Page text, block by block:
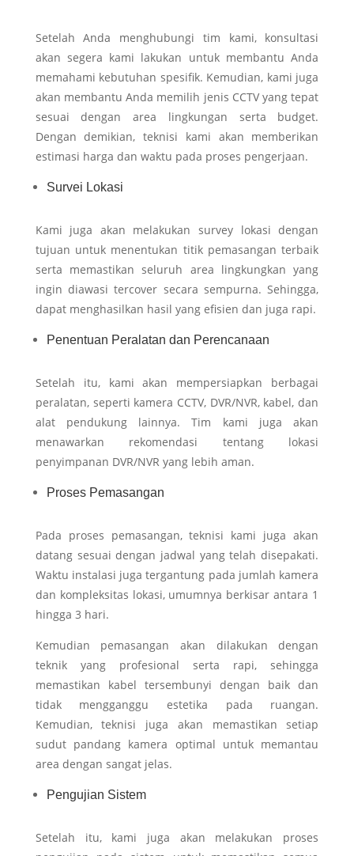
Setelah Anda menghubungi tim kami, konsultasi
akan segera kami lakukan untuk membantu Anda
memahami kebutuhan spesifik. Kemudian, kami juga
akan membantu Anda memilih jenis CCTV yang tepat
sesuai dengan area lingkungan serta budget.
Dengan demikian, teknisi kami akan memberikan
estimasi harga dan waktu pada proses pengerjaan.
Survei Lokasi
Kami juga akan melakukan survey lokasi dengan
tujuan untuk menentukan titik pemasangan terbaik
serta memastikan seluruh area lingkungkan yang
ingin diawasi tercover secara sempurna. Sehingga,
dapat menghasilkan hasil yang efisien dan juga rapi.
Penentuan Peralatan dan Perencanaan
Setelah itu, kami akan mempersiapkan berbagai
peralatan, seperti kamera CCTV, DVR/NVR, kabel, dan
alat pendukung lainnya. Tim kami juga akan
menawarkan rekomendasi tentang lokasi
penyimpanan DVR/NVR yang lebih aman.
Proses Pemasangan
Pada proses pemasangan, teknisi kami juga akan
datang sesuai dengan jadwal yang telah disepakati.
Waktu instalasi juga tergantung pada jumlah kamera
dan kompleksitas lokasi, umumnya berkisar antara 1
hingga 3 hari.
Kemudian pemasangan akan dilakukan dengan
teknik yang profesional serta rapi, sehingga
memastikan kabel tersembunyi dengan baik dan
tidak mengganggu estetika pada ruangan.
Kemudian, teknisi juga akan memastikan setiap
sudut pandang kamera optimal untuk memantau
area dengan sangat jelas.
Pengujian Sistem
Setelah itu, kami juga akan melakukan proses